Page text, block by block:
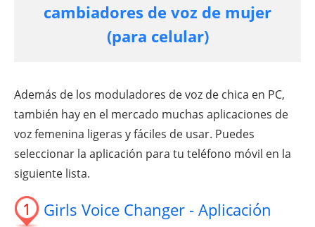
cambiadores de voz de mujer
(para celular)
Además de los moduladores de voz de chica en PC,
también hay en el mercado muchas aplicaciones de
voz femenina ligeras y fáciles de usar. Puedes
seleccionar la aplicación para tu teléfono móvil en la
siguiente lista.
1
Girls Voice Changer - Aplicación